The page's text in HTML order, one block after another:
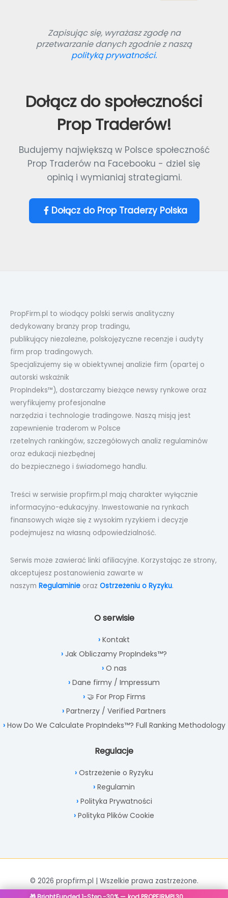
Zapisując się, wyrażasz zgodę na
przetwarzanie danych zgodnie z naszą
polityką prywatności.
Dołącz do społeczności
Prop Traderów!
Budujemy największą w Polsce społeczność
Prop Traderów na Facebooku - dziel się
opinią i wymianiaj strategiami.
Dołącz do Prop Traderzy Polska
PropFirm.pl to wiodący polski serwis analityczny
dedykowany branży prop tradingu,
publikujący niezależne, polskojęzyczne recenzje i audyty
firm prop tradingowych.
Specjalizujemy się w obiektywnej analizie firm (opartej o
autorski wskaźnik
PropIndeks™), dostarczamy bieżące newsy rynkowe oraz
weryfikujemy profesjonalne
narzędzia i technologie tradingowe. Naszą misją jest
zapewnienie traderom w Polsce
rzetelnych rankingów, szczegółowych analiz regulaminów
oraz edukacji niezbędnej
do bezpiecznego i świadomego handlu.
Treści w serwisie propfirm.pl mają charakter wyłącznie
informacyjno-edukacyjny. Inwestowanie na rynkach
finansowych wiąże się z wysokim ryzykiem i decyzje
podejmujesz na własną odpowiedzialność.
Serwis może zawierać linki afiliacyjne. Korzystając ze strony,
akceptujesz postanowienia zawarte w
naszym Regulaminie oraz Ostrzeżeniu o Ryzyku.
O serwisie
Kontakt
Jak Obliczamy PropIndeks™?
O nas
Dane firmy / Impressum
🤝 For Prop Firms
Partnerzy / Verified Partners
How Do We Calculate PropIndeks™? Full Ranking Methodology
Regulacje
Ostrzeżenie o Ryzyku
Regulamin
Polityka Prywatności
Polityka Plików Cookie
© 2026 propfirm.pl | Wszelkie prawa zastrzeżone.